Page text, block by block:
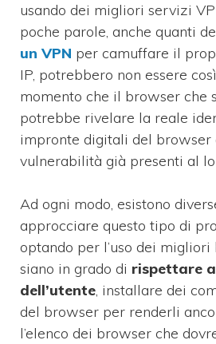
usando dei migliori servizi
poche parole, anche quanti
un VPN per camuffare il
IP, potrebbero non essere
momento che il browser che
potrebbe rivelare la reale
impronte digitali del browser
vulnerabilità già presenti al
Ad ogni modo, esistono
approcciare questo tipo di
optando per l’uso dei
siano in grado di rispettare
dell’utente, installare dei
del browser per renderli
l’elenco dei browser che